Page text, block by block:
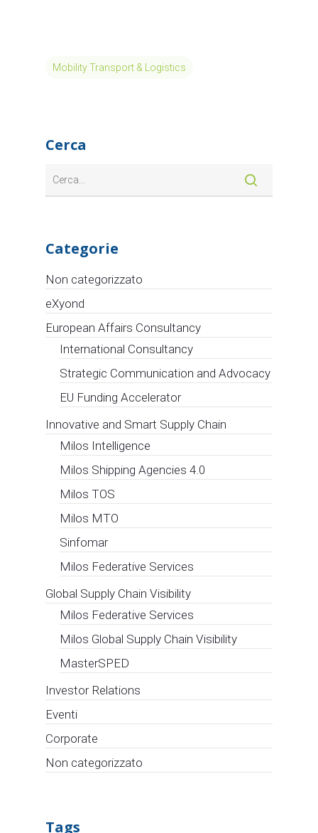
Mobility Transport & Logistics
Cerca
Categorie
Non categorizzato
eXyond
European Affairs Consultancy
International Consultancy
Strategic Communication and Advocacy
EU Funding Accelerator
Innovative and Smart Supply Chain
Milos Intelligence
Milos Shipping Agencies 4.0
Milos TOS
Milos MTO
Sinfomar
Milos Federative Services
Global Supply Chain Visibility
Milos Federative Services
Milos Global Supply Chain Visibility
MasterSPED
Investor Relations
Eventi
Corporate
Non categorizzato
Tags